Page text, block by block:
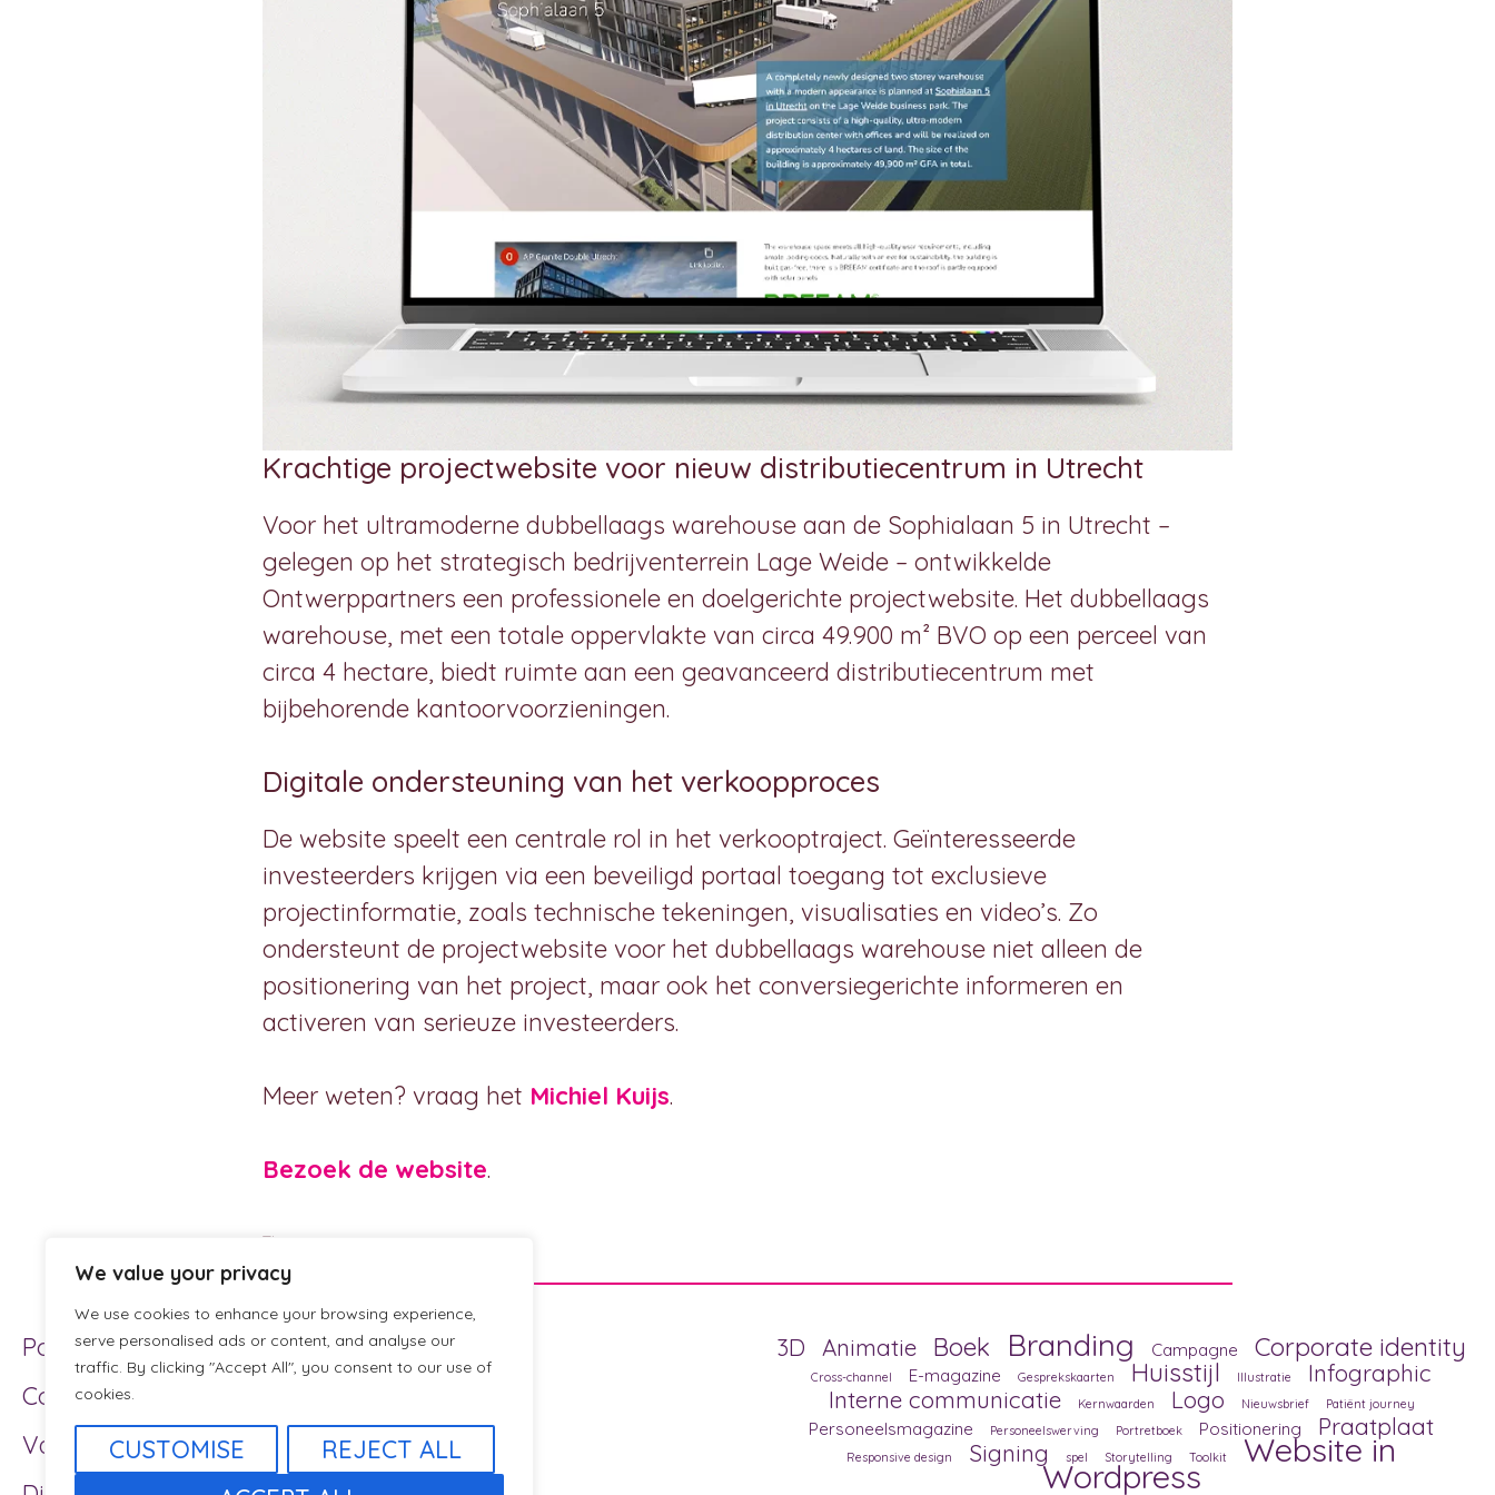
We value your privacy
We use cookies to enhance your browsing experience,
serve personalised ads or content, and analyse our
traffic. By clicking "Accept All", you consent to our use of
cookies.
CUSTOMISE
REJECT ALL
Krachtige projectwebsite voor nieuw distributiecentrum in Utrecht
Voor het ultramoderne dubbellaags warehouse aan de Sophialaan 5 in Utrecht –
gelegen op het strategisch bedrijventerrein Lage Weide – ontwikkelde
Ontwerppartners een professionele en doelgerichte projectwebsite. Het dubbellaags
warehouse, met een totale oppervlakte van circa 49.900 m² BVO op een perceel van
circa 4 hectare, biedt ruimte aan een geavanceerd distributiecentrum met
bijbehorende kantoorvoorzieningen.
Digitale ondersteuning van het verkoopproces
De website speelt een centrale rol in het verkooptraject. Geïnteresseerde
investeerders krijgen via een beveiligd portaal toegang tot exclusieve
projectinformatie, zoals technische tekeningen, visualisaties en video’s. Zo
ondersteunt de projectwebsite voor het dubbellaags warehouse niet alleen de
positionering van het project, maar ook het conversiegerichte informeren en
activeren van serieuze investeerders.
Meer weten? vraag het Michiel Kuijs.
Bezoek de website.
Portfolio
Contact
Vacatures/ZZP-ers
3D Animatie Boek Branding Campagne Corporate identity
Cross-channel E-magazine Gesprekskaarten Huisstijl Illustratie
Infographic
Interne communicatie
Kernwaarden Logo Nieuwsbrief Patiënt journey
Personeelsmagazine Personeelswerving Portretboek Positionering Praatplaat
Responsive design Signing spel Storytelling Toolkit Website in
Wordpress